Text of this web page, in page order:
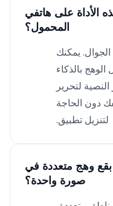
الأداة على هاتفي
المحمول؟
يمكنك
بالذكاء
لتحرير
دون الحاجة
لتنزيل تطبيق.
وهج متعددة في
صورة واحدة؟